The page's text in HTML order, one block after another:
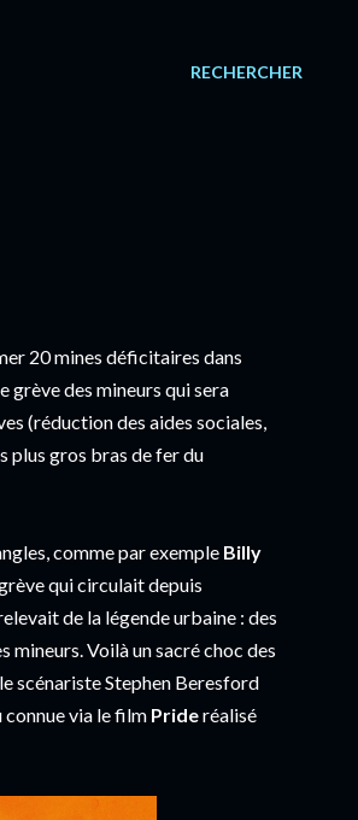
RECHERCHER
20 mines déficitaires dans
grève des mineurs qui sera
(réduction des aides sociales,
plus gros bras de fer du
comme par exemple Billy
qui circulait depuis
de la légende urbaine : des
Voilà un sacré choc des
scénariste Stephen Beresford
via le film Prideréalisé